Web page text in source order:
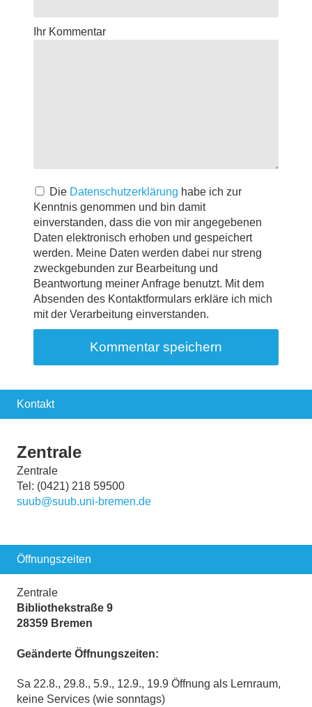
Ihr Kommentar
Die Datenschutzerklärung habe ich zur
Kenntnis genommen und bin damit
einverstanden, dass die von mir angegebenen
Daten elektronisch erhoben und gespeichert
werden. Meine Daten werden dabei nur streng
zweckgebunden zur Bearbeitung und
Beantwortung meiner Anfrage benutzt. Mit dem
Absenden des Kontaktformulars erkläre ich mich
mit der Verarbeitung einverstanden.
Kontakt
Zentrale
Zentrale
Tel: (0421) 218 59500
suub@suub.uni-bremen.de
Öffnungszeiten
Zentrale
Bibliothekstraße 9
28359 Bremen
Geänderte Öffnungszeiten:
Sa 22.8., 29.8., 5.9., 12.9., 19.9 Öffnung als Lernraum,
keine Services (wie sonntags)